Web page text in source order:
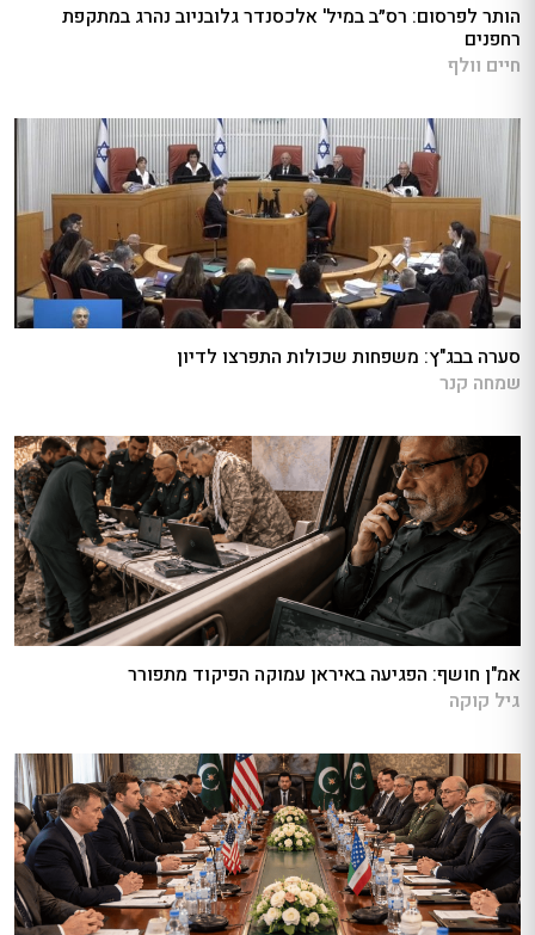
הותר לפרסום: רס״ב במיל' אלכסנדר גלובניוב נהרג במתקפת
רחפנים
חיים וולף
סערה בבג"ץ: משפחות שכולות התפרצו לדיון
שמחה קנר
אמ"ן חושף: הפגיעה באיראן עמוקה הפיקוד מתפורר
גיל קוקה